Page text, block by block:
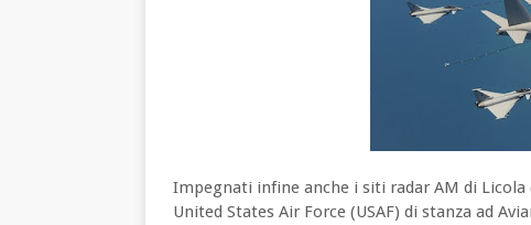
Impegnati infine anche i siti radar AM di Licola
United States Air Force (USAF) di stanza ad